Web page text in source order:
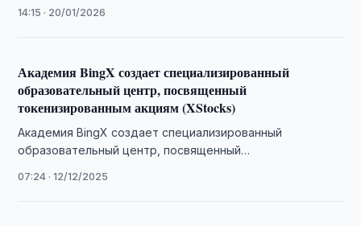
14:15 · 20/01/2026
Академия BingX создает специализированный
образовательный центр, посвященный
токенизированным акциям (XStocks)
Академия BingX создает специализированный
образовательный центр, посвященный
07:24 · 12/12/2025